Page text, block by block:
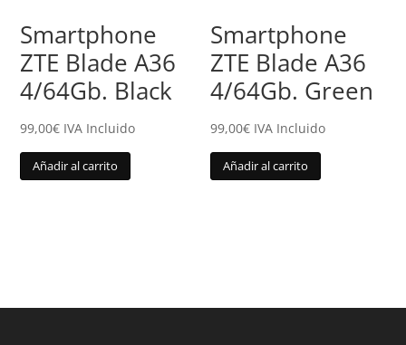
Smartphone
ZTE Blade A36
4/64Gb. Black
99,00€ IVA Incluido
Añadir al carrito
Smartphone
ZTE Blade A36
4/64Gb. Green
99,00€ IVA Incluido
Añadir al carrito